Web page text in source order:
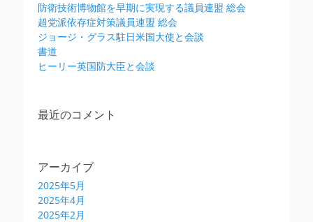
防衛技術博物館を早期に実現する議員連盟 総会
超党派依存症対策議員連盟 総会
ジョージ・グラス駐日米国大使と会談
書道
ヒーリー英国防大臣と会談
最近のコメント
アーカイブ
2025年5月
2025年4月
2025年2月